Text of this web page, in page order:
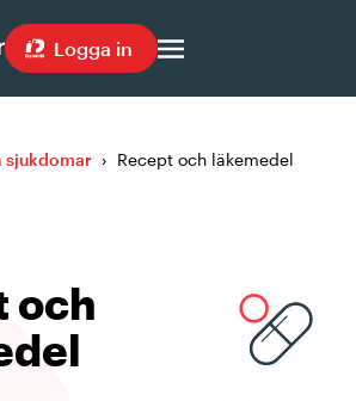
Logga in
sjukdomar › Recept och läkemedel
och